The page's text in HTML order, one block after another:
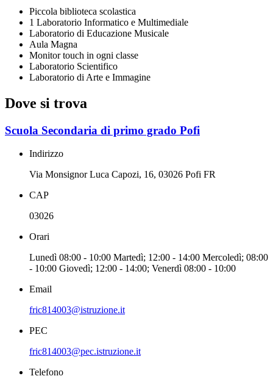
Piccola biblioteca scolastica
1 Laboratorio Informatico e Multimediale
Laboratorio di Educazione Musicale
Aula Magna
Monitor touch in ogni classe
Laboratorio Scientifico
Laboratorio di Arte e Immagine
Dove si trova
Scuola Secondaria di primo grado Pofi
Indirizzo
Via Monsignor Luca Capozi, 16, 03026 Pofi FR
CAP
03026
Orari
Lunedì 08:00 - 10:00 Martedì; 12:00 - 14:00 Mercoledì; 08:00
- 10:00 Giovedì; 12:00 - 14:00; Venerdì 08:00 - 10:00
Email
fric814003@istruzione.it
PEC
fric814003@pec.istruzione.it
Telefono